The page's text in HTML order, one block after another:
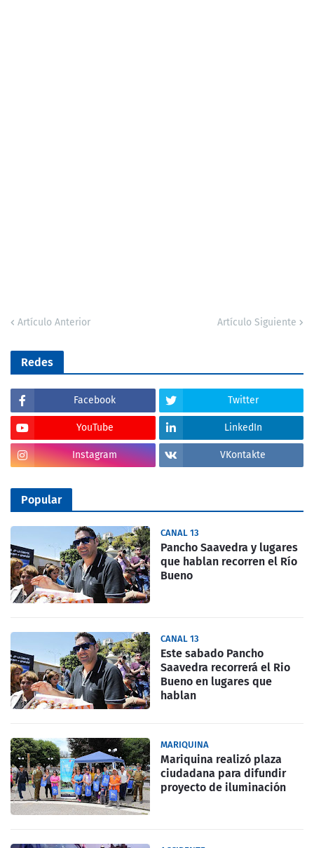
Artículo Anterior Artículo Siguiente
Redes
Facebook Twitter
YouTube LinkedIn
Instagram VKontakte
Popular
CANAL 13
Pancho Saavedra y lugares
que hablan recorren el Río
Bueno
CANAL 13
Este sabado Pancho
Saavedra recorrerá el Rio
Bueno en lugares que
hablan
MARIQUINA
Mariquina realizó plaza
ciudadana para difundir
proyecto de iluminación